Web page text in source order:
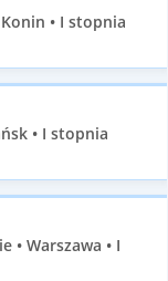
• I stopnia
• I stopnia
• Warszawa • I